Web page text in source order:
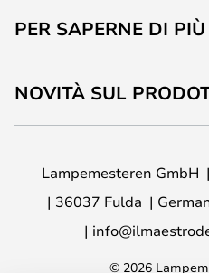
PER SAPERNE DI PIÙ
NOVITÀ SUL
Lampemesteren GmbH
36037 Fulda
© 2026